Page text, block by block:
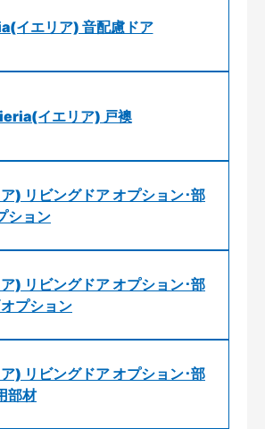
イエリア) 音配慮ドア
ieria(イエリア) 戸襖
) リビングドア オプション･部
ション
) リビングドア オプション･部
プション
) リビングドア オプション･部
部材